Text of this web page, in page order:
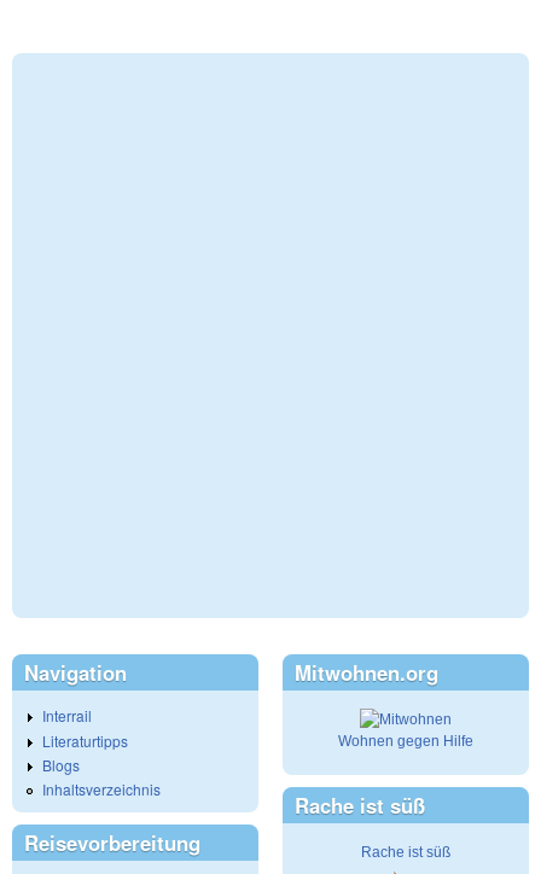
Navigation
Interrail
Literaturtipps
Blogs
Inhaltsverzeichnis
Reisevorbereitung
Mitwohnen.org
Wohnen gegen Hilfe
Rache ist süß
Rache ist süß